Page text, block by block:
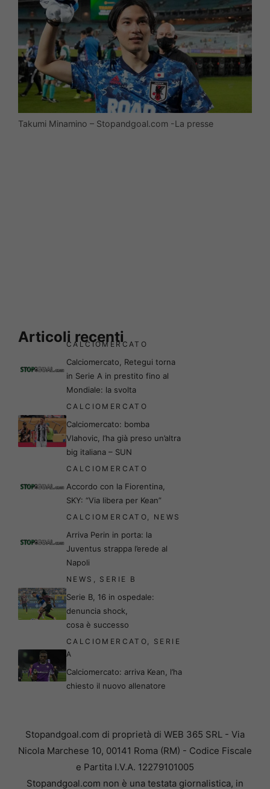
Takumi Minamino – Stopandgoal.com -La presse
Articoli recenti
CALCIOMERCATO
Calciomercato, Retegui torna
in Serie A in prestito fino al
Mondiale: la svolta
CALCIOMERCATO
Calciomercato: bomba
Vlahovic, l’ha già preso un’altra
big italiana – SUN
CALCIOMERCATO
Accordo con la Fiorentina,
SKY: “Via libera per Kean”
CALCIOMERCATO NEWS
Arriva Perin in porta: la
Juventus strappa l’erede al
Napoli
NEWS SERIE B
Serie B, 16 in ospedale:
denuncia shock,
cosa è successo
CALCIOMERCATO
SERIE
A
Calciomercato: arriva Kean, l’ha
chiesto il nuovo allenatore
Stopandgoal.com di proprietà di WEB 365 SRL - Via
Nicola Marchese 10, 00141 Roma (RM) - Codice Fiscale
e Partita I.V.A. 12279101005
Stopandgoal.com non è una testata giornalistica, in